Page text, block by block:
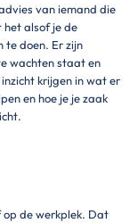
van iemand die
het alsof je de
te doen. Er zijn
wachten staat en
krijgen in wat er
en hoe je je zaak
de werkplek. Dat